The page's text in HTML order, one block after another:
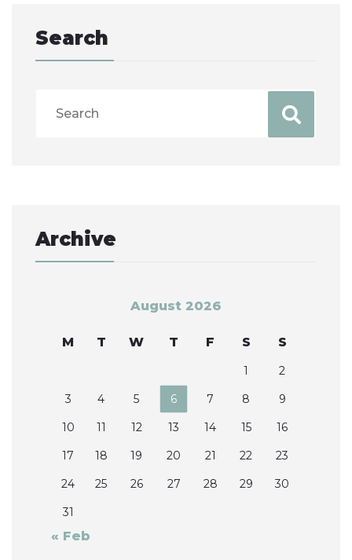
Search
Archive
August 2026
M T W T F S S
1
2
3
4 5 6 7 8
9
10
11 12 13 14 15
16
17
18 19 20 21 22
23
24
25 26 27 28 29
30
31
« Feb